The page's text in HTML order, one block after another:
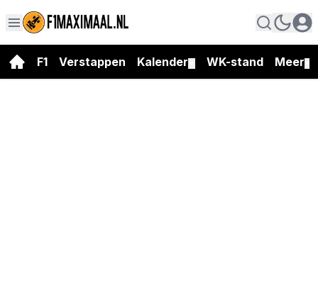
F1 Verstappen Kalender WK-stand Meer